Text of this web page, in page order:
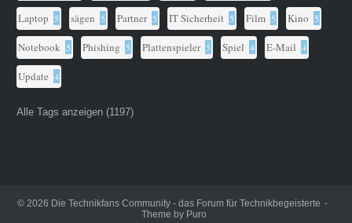
Laptop 5 sägen 5 Partner 5 IT Sicherheit 5 Film 5 Kino 5
Notebook 5 Phishing 5 Plattenspieler 5 Spiel 4 E-Mail 4
Update 4
Alle Tags anzeigen (1197)
© 2026 Die Technikfans Community - das Forum für Technikbegeisterte
Theme by Puro